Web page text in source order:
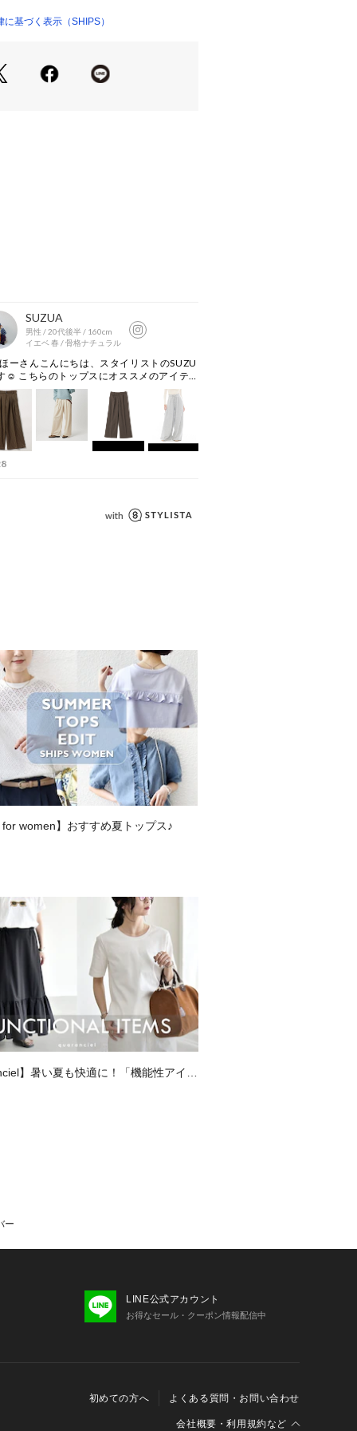
ズ。
その他〉
記と商品タグのカラー名が異なる
ご了承くださいませ。
やアクセサリー、表面の粗い物等
分にご注意ください。
、光の当たり具合で色味が多少異
あります。商品の色味は、スタジオ
照ください。
、アテンションタグ・洗濯ネーム
加工、サイズが若干異なる場合がご
基づく表示（SHIPS）
for women】おすすめ夏トップス♪
】暑い夏も快適に！「機能性アイテ
も◎
ー
LINE公式アカウント
お得なセール・クーポン情報配信中
初めての方へ よくある質問・お問い合わせ
会社概要・利用規約など